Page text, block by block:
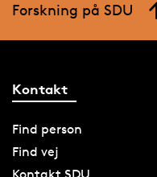
Forskning på SDU
Kontakt
Find person
Find vej
Kontakt SDU